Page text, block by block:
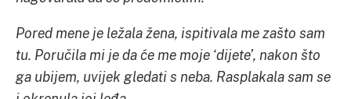
Pored mene je ležala žena, ispitivala me zašto sam
tu. Poručila mi je da će me moje ‘dijete’, nakon što
ga ubijem, uvijek gledati s neba. Rasplakala sam se